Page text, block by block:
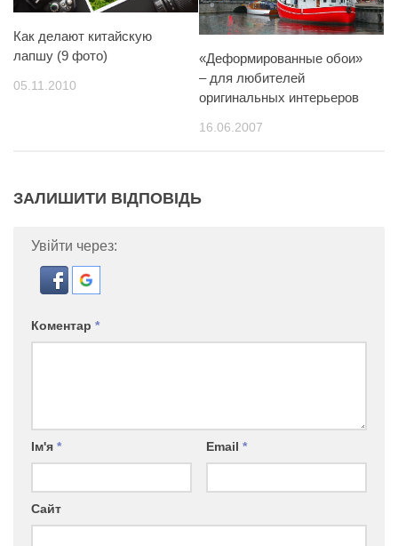
Как делают китайскую
лапшу (9 фото)
05.11.2010
«Деформированные обои»
– для любителей
оригинальных интерьеров
16.06.2007
ЗАЛИШИТИ ВІДПОВІДЬ
Увійти через:
Коментар *
Ім'я * Email *
Сайт